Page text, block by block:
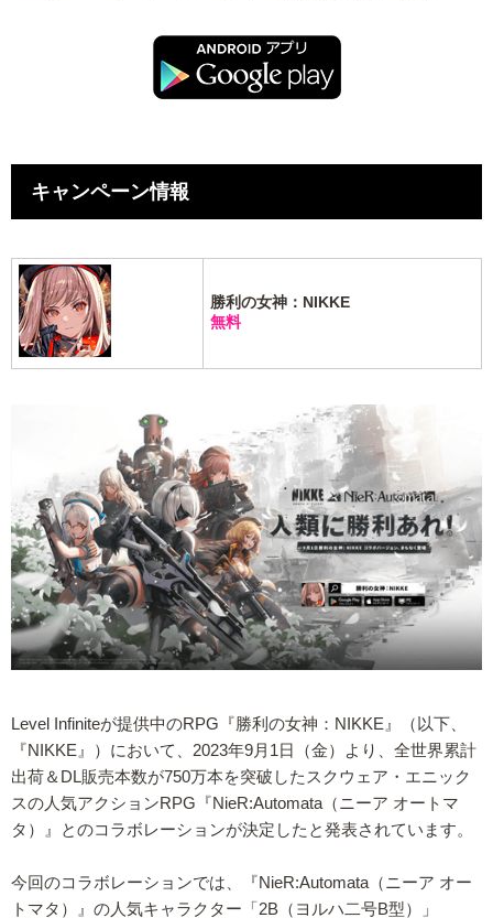
キャンペーン情報
勝利の女神：NIKKE
無料
Level Infiniteが提供中のRPG『勝利の女神：NIKKE』（以下、
『NIKKE』）において、2023年9月1日（金）より、全世界累計
出荷＆DL販売本数が750万本を突破したスクウェア・エニック
スの人気アクションRPG『NieR:Automata（ニーア オートマ
タ）』とのコラボレーションが決定したと発表されています。
今回のコラボレーションでは、『NieR:Automata（ニーア オー
トマタ）』の人気キャラクター「2B（ヨルハ二号B型）」